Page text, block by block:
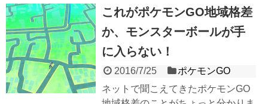
これがポケモンGO地域格差
か、モンスターボールが手
に入らない！
2016/7/25
ポケモンGO
ネットで聞こえてきたポケモンGO